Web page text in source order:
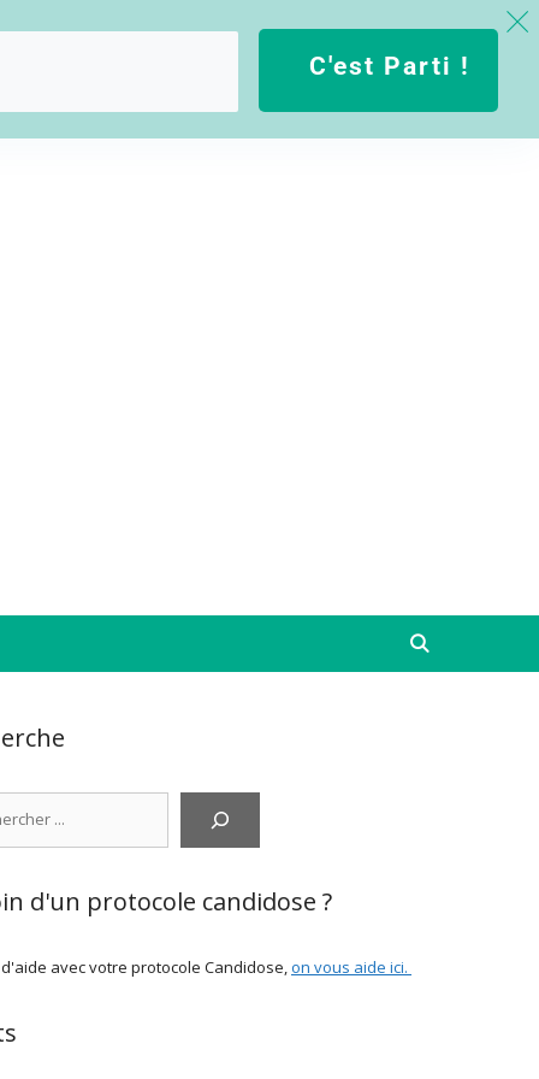
d'un protocole candidose ?
avec votre protocole Candidose, on vous aide ici.
C'est Parti !